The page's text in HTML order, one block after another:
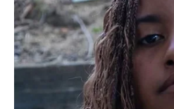
Fonte: Leilarts
14. Jogo de banheiro com